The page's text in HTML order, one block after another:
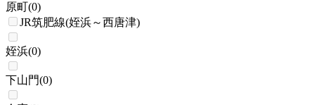
原町(0)
JR筑肥線(姪浜～西唐津)
姪浜(0)
下山門(0)